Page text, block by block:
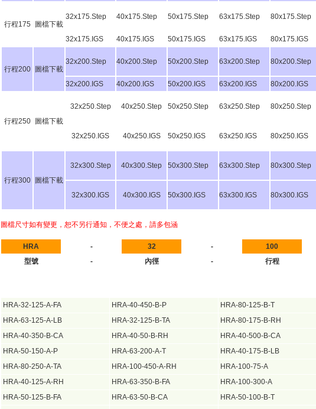
行程175 圖檔下載
32x175.Step 40x175.Step 50x175.Step 63x175.Step 80x175.Step
32x175.IGS 40x175.IGS 50x175.IGS 63x175.IGS 80x175.IGS
行程200 圖檔下載
32x200.Step 40x200.Step 50x200.Step 63x200.Step 80x200.Step
32x200.IGS 40x200.IGS 50x200.IGS 63x200.IGS 80x200.IGS
行程250 圖檔下載
32x250.Step 40x250.Step 50x250.Step 63x250.Step 80x250.Step
32x250.IGS 40x250.IGS 50x250.IGS 63x250.IGS 80x250.IGS
行程300 圖檔下載
32x300.Step 40x300.Step 50x300.Step 63x300.Step 80x300.Step
32x300.IGS 40x300.IGS 50x300.IGS 63x300.IGS 80x300.IGS
圖檔尺寸如有變更，恕不另行通知，不便之處，請多包涵
HRA - 32 - 100
型號
- 內徑 - 行程
HRA-32-125-A-FA HRA-40-450-B-P HRA-80-125-B-T
HRA-63-125-A-LB
HRA-32-125-B-TA HRA-80-175-B-RH
HRA-40-350-B-CA
HRA-40-50-B-RH HRA-40-500-B-CA
HRA-50-150-A-P
HRA-63-200-A-T HRA-40-175-B-LB
HRA-80-250-A-TA
HRA-100-450-A-RH HRA-100-75-A
HRA-40-125-A-RH
HRA-63-350-B-FA HRA-100-300-A
HRA-50-125-B-FA
HRA-63-50-B-CA HRA-50-100-B-T